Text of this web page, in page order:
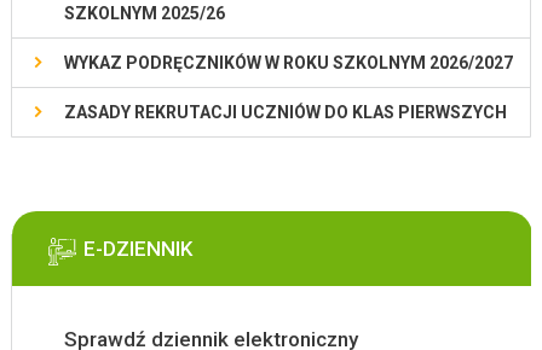
SZKOLNYM 2025/26
WYKAZ PODRĘCZNIKÓW W ROKU SZKOLNYM 2026/2027
ZASADY REKRUTACJI UCZNIÓW DO KLAS PIERWSZYCH
E-DZIENNIK
Sprawdź dziennik elektroniczny